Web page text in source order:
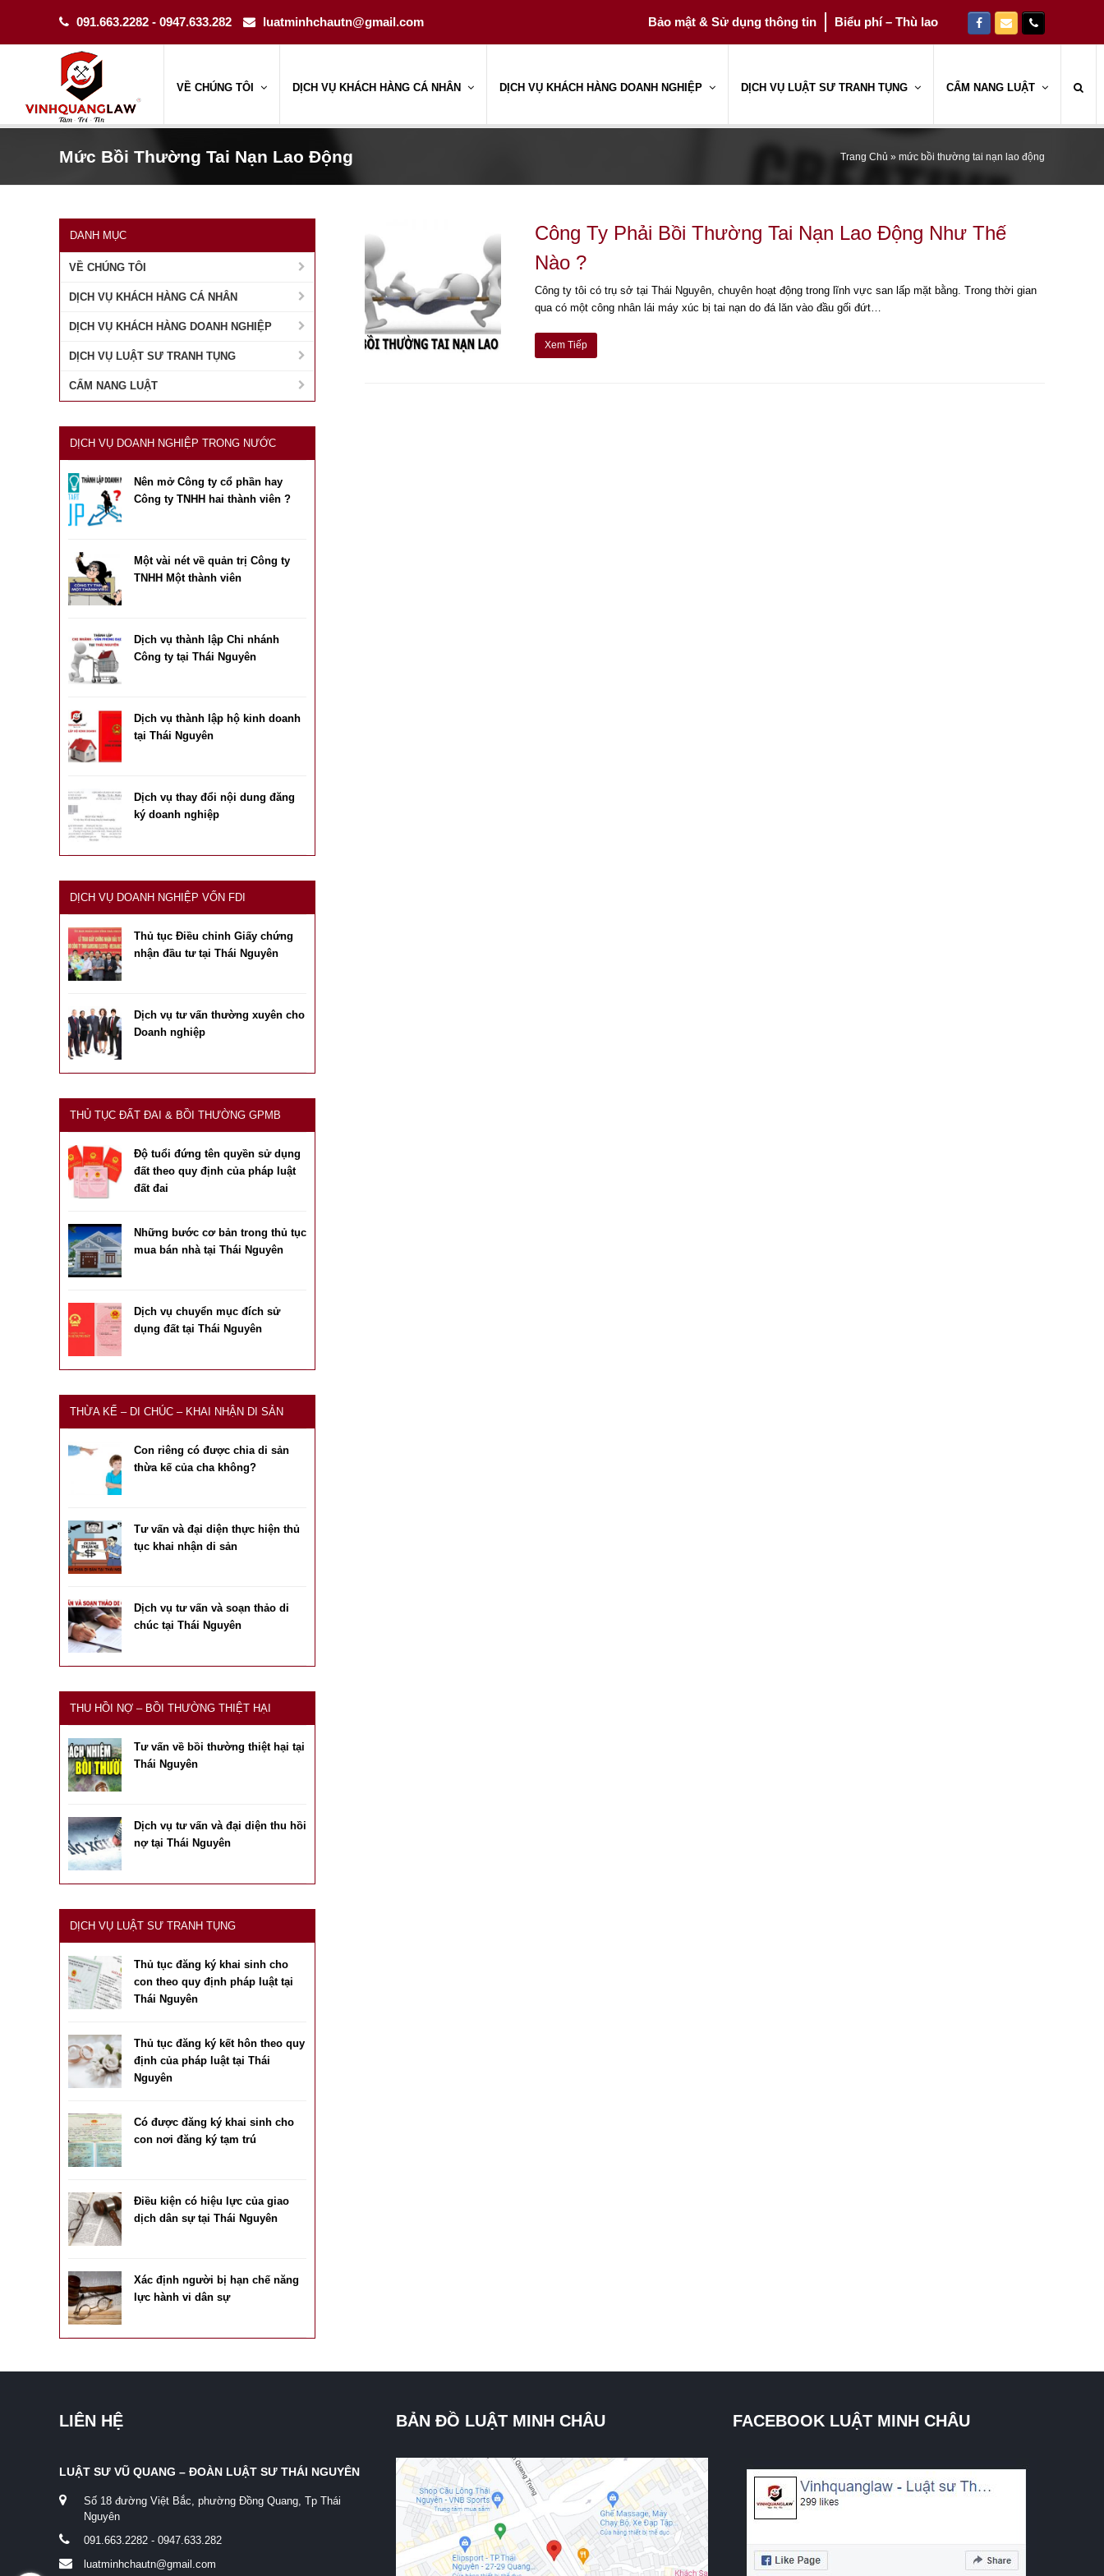
Bảo mật & Sử dụng thông tin Biểu phí – Thù lao
091.663.2282 - 0947.633.282 luatminhchautn@gmail.com Facebook
EmailPhone
VỀ CHÚNG TÔI DỊCH VỤ KHÁCH HÀNG CÁ NHÂN DỊCH VỤ KHÁCH HÀNG DOANH NGHIỆP DỊCH VỤ LUẬT SƯ TRANH TỤNG CẨM NANG LUẬT
Mức Bồi Thường Tai Nạn Lao Động Trang Chủ » mức bồi thường tai nạn lao động
Công Ty Phải Bồi Thường Tai Nạn Lao Động Như Thế
Nào ?
Công ty tôi có trụ sở tại Thái Nguyên, chuyên hoạt động trong lĩnh vực san lấp mặt bằng. Trong thời gian
qua có một công nhân lái máy xúc bị tai nạn do đá lăn vào đầu gối đứt…
Xem Tiếp
DANH MỤC
VỀ CHÚNG TÔI
DỊCH VỤ KHÁCH HÀNG CÁ NHÂN
DỊCH VỤ KHÁCH HÀNG DOANH NGHIỆP
DỊCH VỤ LUẬT SƯ TRANH TỤNG
CẨM NANG LUẬT
DỊCH VỤ DOANH NGHIỆP TRONG NƯỚC
Nên mở Công ty cổ phần hay
Công ty TNHH hai thành viên ?
Một vài nét về quản trị Công ty
TNHH Một thành viên
Dịch vụ thành lập Chi nhánh
Công ty tại Thái Nguyên
Dịch vụ thành lập hộ kinh doanh
tại Thái Nguyên
Dịch vụ thay đổi nội dung đăng
ký doanh nghiệp
DỊCH VỤ DOANH NGHIỆP VỐN FDI
Thủ tục Điều chỉnh Giấy chứng
nhận đầu tư tại Thái Nguyên
Dịch vụ tư vấn thường xuyên cho
Doanh nghiệp
THỦ TỤC ĐẤT ĐAI & BỒI THƯỜNG GPMB
Độ tuổi đứng tên quyền sử dụng
đất theo quy định của pháp luật
đất đai
Những bước cơ bản trong thủ tục
mua bán nhà tại Thái Nguyên
Dịch vụ chuyển mục đích sử
dụng đất tại Thái Nguyên
THỪA KẾ – DI CHÚC – KHAI NHẬN DI SẢN
Con riêng có được chia di sản
thừa kế của cha không?
Tư vấn và đại diện thực hiện thủ
tục khai nhận di sản
Dịch vụ tư vấn và soạn thảo di
chúc tại Thái Nguyên
THU HỒI NỢ – BỒI THƯỜNG THIỆT HẠI
Tư vấn về bồi thường thiệt hại tại
Thái Nguyên
Dịch vụ tư vấn và đại diện thu hồi
nợ tại Thái Nguyên
DỊCH VỤ LUẬT SƯ TRANH TỤNG
Thủ tục đăng ký khai sinh cho
con theo quy định pháp luật tại
Thái Nguyên
Thủ tục đăng ký kết hôn theo quy
định của pháp luật tại Thái
Nguyên
Có được đăng ký khai sinh cho
con nơi đăng ký tạm trú
Điều kiện có hiệu lực của giao
dịch dân sự tại Thái Nguyên
Xác định người bị hạn chế năng
lực hành vi dân sự
LIÊN HỆ
LUẬT SƯ VŨ QUANG – ĐOÀN LUẬT SƯ THÁI NGUYÊN
Số 18 đường Việt Bắc, phường Đồng Quang, Tp Thái
Nguyên
091.663.2282 - 0947.633.282
luatminhchautn@gmail.com
BẢN ĐỒ LUẬT MINH CHÂU FACEBOOK LUẬT MINH CHÂU